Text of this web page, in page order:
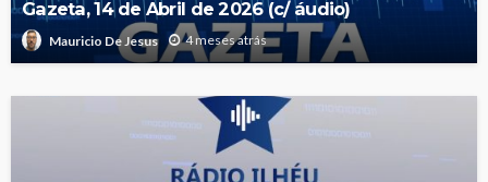
Gazeta, 14 de Abril de 2026 (c/ áudio)
Mauricio De Jesus 4 meses atrás